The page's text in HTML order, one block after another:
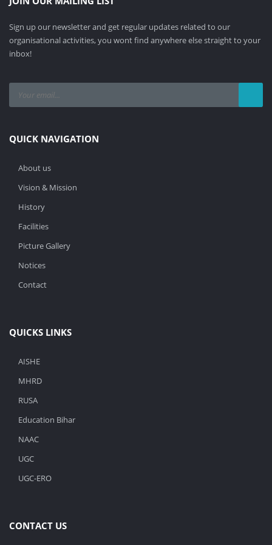
Sign up our newsletter and get regular updates related to our
organisational activities, you wont find anywhere else straight to your
inbox!
QUICK NAVIGATION
About us
Vision & Mission
History
Facilities
Picture Gallery
Notices
Contact
QUICKS LINKS
AISHE
MHRD
RUSA
Education Bihar
NAAC
UGC
UGC-ERO
CONTACT US